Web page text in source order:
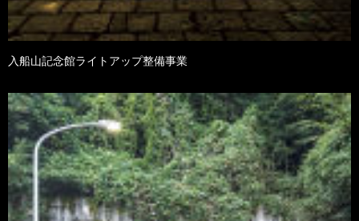
入船山記念館ライトアップ整備事業